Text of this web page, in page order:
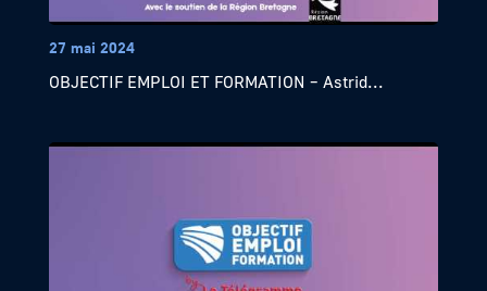
27 mai 2024
OBJECTIF EMPLOI ET FORMATION – Astrid...